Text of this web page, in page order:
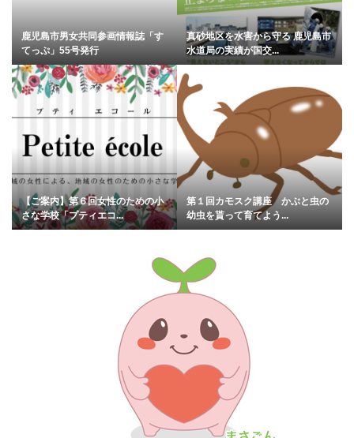
鹿児島市男女共同参画情報誌「す
てっぷ」55号発行
真砂地区を水害から守る 鹿児島市
水道局の実績が国交...
【ご案内】第６回女性のための小
さな学校「プティエコ...
第１回カモスク講座 かぶと虫の
幼虫を貰って育てよう...